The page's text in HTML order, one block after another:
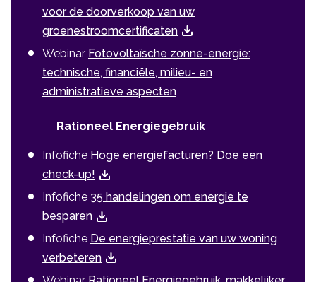
voor de doorverkoop van uw
groenestroomcertificaten
Webinar Fotovoltaïsche zonne-energie:
technische, financiële, milieu- en
administratieve aspecten
Rationeel Energiegebruik
Infofiche Hoge energiefacturen? Doe een
check-up!
Infofiche 35 handelingen om energie te
besparen
Infofiche De energieprestatie van uw woning
verbeteren